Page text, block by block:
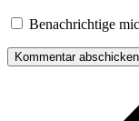
Benachrichtige